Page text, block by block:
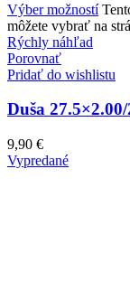
Výber možností
môžete vybrať na
Rýchly náhľad
Porovnať
Pridať do wishlistu
Duša
9,90 €
Vypredané